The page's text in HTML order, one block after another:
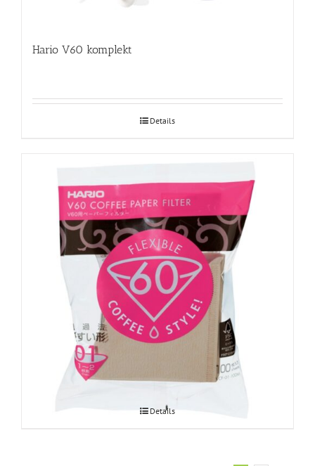
Hario V60 komplekt
Details
Hario V60 paberfiltrid Misarashi 01
Details